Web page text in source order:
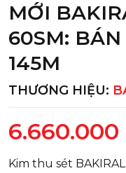
MỚI
60SM:
145M
THƯƠNG HIỆU:
6.660.000
Kim thu sét